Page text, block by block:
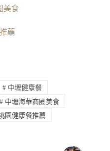
美食
薦
# 中壢健康餐
# 中壢海華商圈美食
園健康餐推薦